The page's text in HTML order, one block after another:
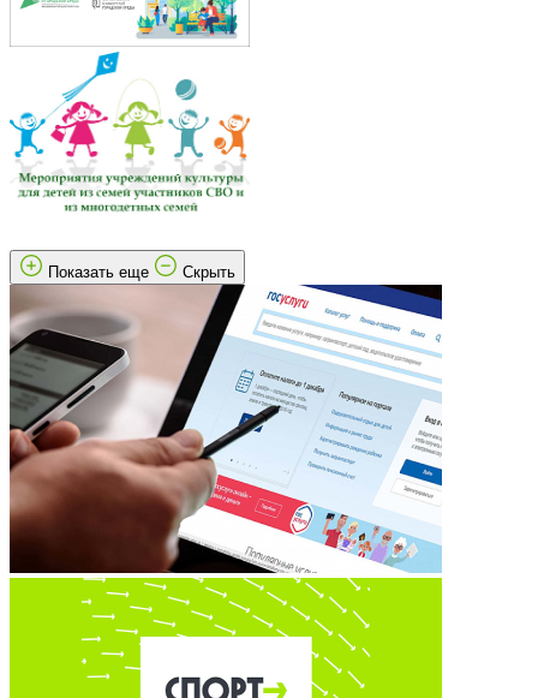
Показать еще Скрыть